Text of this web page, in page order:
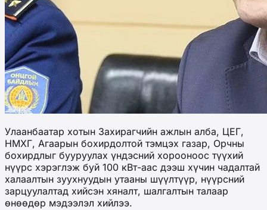
Улаанбаатар хотын Захирагчийн ажлын алба, ЦЕГ,
НМХГ, Агаарын бохирдолтой тэмцэх газар, Орчны
бохирдлыг бууруулах үндэсний хорооноос түүхий
нүүрс хэрэглэж буй 100 кВт-аас дээш хүчин чадалтай
халаалтын зуухнуудын утааны шүүлтүүр, нүүрсний
зарцуулалтад хийсэн хяналт, шалгалтын талаар
өнөөдөр мэдээлэл хийлээ.